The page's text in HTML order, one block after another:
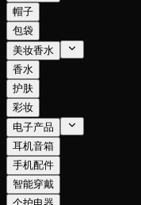
帽子
包袋
美妆香水
香水
护肤
彩妆
电子产品
耳机音箱
手机配件
智能穿戴